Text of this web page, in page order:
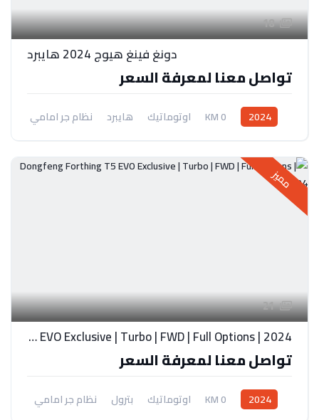
18
دونغ فينغ هيوج 2024 هايبرد
تواصل معنا لمعرفة السعر
2024
0 KM اوتوماتيك هايبرد نظام جر امامي
مميز
21
Dongfeng Forthing T5 EVO Exclusive | Turbo | FWD | Full Options | 2024
تواصل معنا لمعرفة السعر
2024
0 KM اوتوماتيك بترول نظام جر امامي